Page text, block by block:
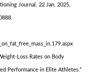
Journal, 22 Jan. 2025,
Loss Rates on Body
Performance in Elite Athletes.”